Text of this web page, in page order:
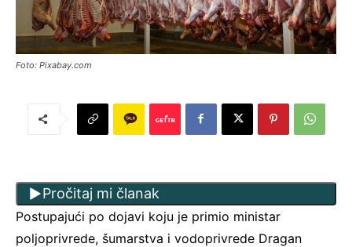
Foto: Pixabay.com
Pročitaj mi članak
Postupajući po dojavi koju je primio ministar
poljoprivrede, šumarstva i vodoprivrede Dragan